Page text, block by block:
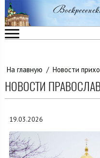
На главную / Новости
НОВОСТИ
19.03.2026